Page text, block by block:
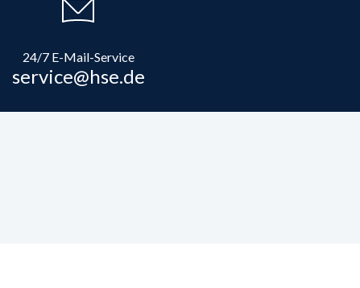
24/7 E-Mail-Service
service@hse.de